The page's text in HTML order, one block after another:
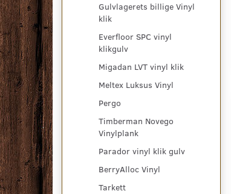
Gulvlagerets billige Vinyl
klik
Everfloor SPC vinyl
klikgulv
Migadan LVT vinyl klik
Meltex Luksus Vinyl
Pergo
Timberman Novego
Vinylplank
Parador vinyl klik gulv
BerryAlloc Vinyl
Tarkett